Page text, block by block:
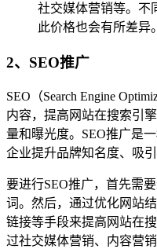
社交媒体营销等。不
此价格也会有所差异。
2、SEO推广
SEO（Search Engine
内容，提高网站在搜索引
量和曝光度。SEO推广是
企业提升品牌知名度、吸
要进行SEO推广，首先需
词。然后，通过优化网站
链接等手段来提高网站在
过社交媒体营销、内容营